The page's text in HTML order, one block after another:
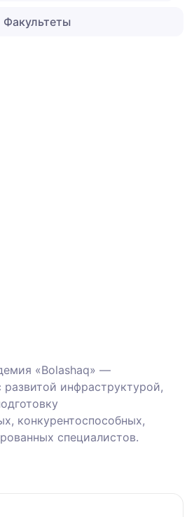
Факультеты
«Bolashaq» —
развитой инфраструктурой,
конкурентоспособных,
специалистов.